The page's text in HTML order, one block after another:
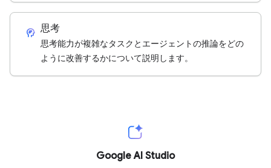
cognition_2 思考
思考能力が複雑なタスクとエージェントの推論をどの
ように改善するかについて説明します。
Google AI Studio